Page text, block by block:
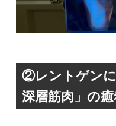
②レントゲンに
深層筋肉」の